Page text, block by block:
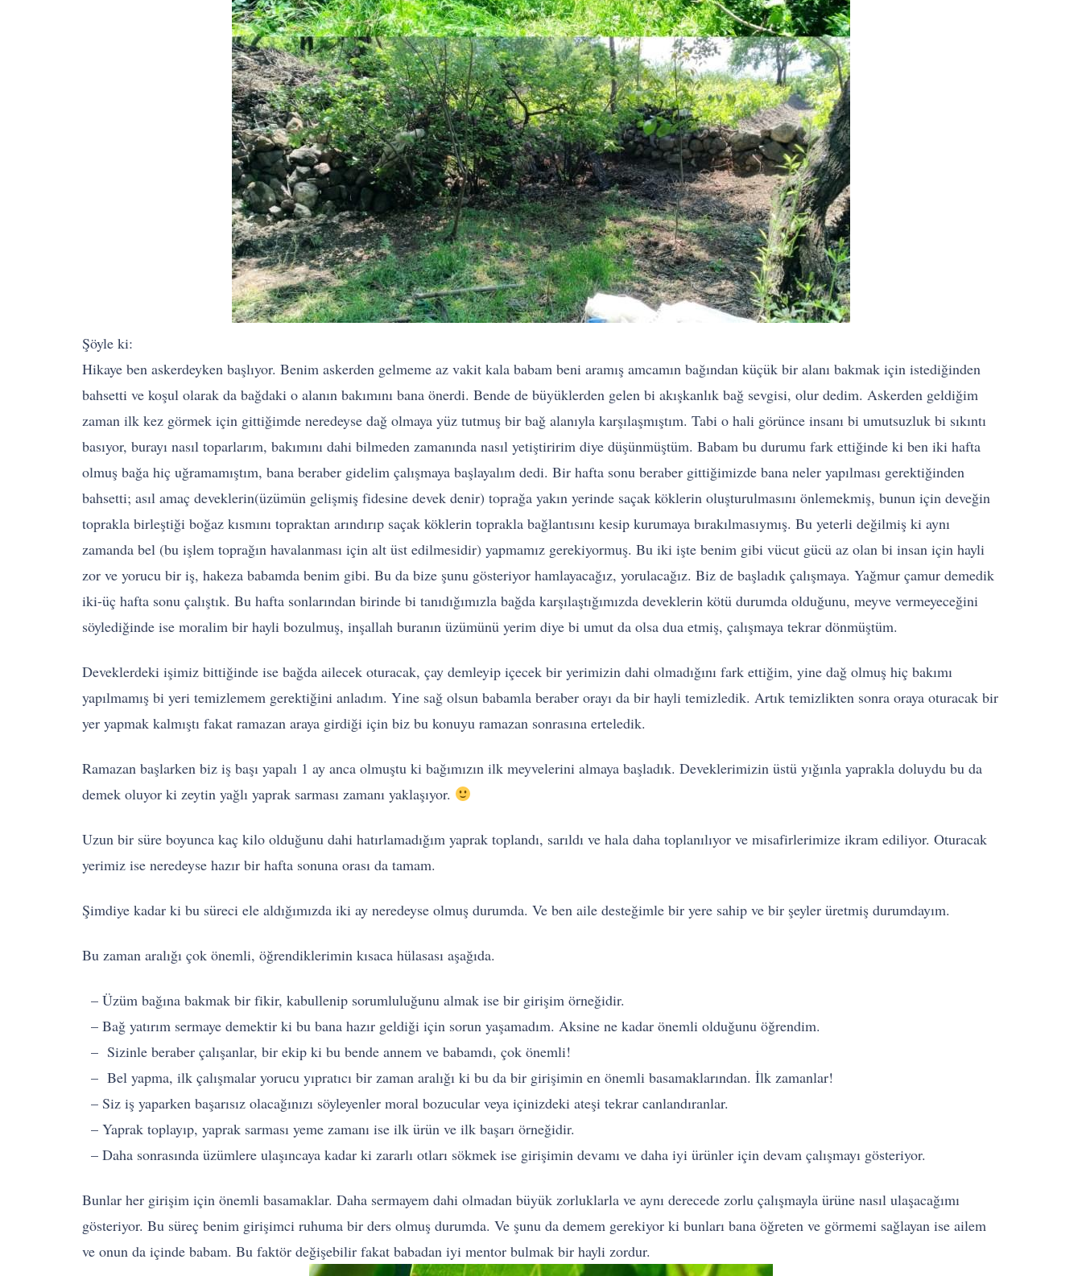
Şöyle ki:
Hikaye ben askerdeyken başlıyor. Benim askerden gelmeme az vakit kala babam beni aramış amcamın bağından küçük bir alanı bakmak için istediğinden
bahsetti ve koşul olarak da bağdaki o alanın bakımını bana önerdi. Bende de büyüklerden gelen bi akışkanlık bağ sevgisi, olur dedim. Askerden geldiğim
zaman ilk kez görmek için gittiğimde neredeyse dağ olmaya yüz tutmuş bir bağ alanıyla karşılaşmıştım. Tabi o hali görünce insanı bi umutsuzluk bi sıkıntı
basıyor, burayı nasıl toparlarım, bakımını dahi bilmeden zamanında nasıl yetiştiririm diye düşünmüştüm. Babam bu durumu fark ettiğinde ki ben iki hafta
olmuş bağa hiç uğramamıştım, bana beraber gidelim çalışmaya başlayalım dedi. Bir hafta sonu beraber gittiğimizde bana neler yapılması gerektiğinden
bahsetti; asıl amaç deveklerin(üzümün gelişmiş fidesine devek denir) toprağa yakın yerinde saçak köklerin oluşturulmasını önlemekmiş, bunun için deveğin
toprakla birleştiği boğaz kısmını topraktan arındırıp saçak köklerin toprakla bağlantısını kesip kurumaya bırakılmasıymış. Bu yeterli değilmiş ki aynı
zamanda bel (bu işlem toprağın havalanması için alt üst edilmesidir) yapmamız gerekiyormuş. Bu iki işte benim gibi vücut gücü az olan bi insan için hayli
zor ve yorucu bir iş, hakeza babamda benim gibi. Bu da bize şunu gösteriyor hamlayacağız, yorulacağız. Biz de başladık çalışmaya. Yağmur çamur demedik
iki-üç hafta sonu çalıştık. Bu hafta sonlarından birinde bi tanıdığımızla bağda karşılaştığımızda deveklerin kötü durumda olduğunu, meyve vermeyeceğini
söylediğinde ise moralim bir hayli bozulmuş, inşallah buranın üzümünü yerim diye bi umut da olsa dua etmiş, çalışmaya tekrar dönmüştüm.
Deveklerdeki işimiz bittiğinde ise bağda ailecek oturacak, çay demleyip içecek bir yerimizin dahi olmadığını fark ettiğim, yine dağ olmuş hiç bakımı
yapılmamış bi yeri temizlemem gerektiğini anladım. Yine sağ olsun babamla beraber orayı da bir hayli temizledik. Artık temizlikten sonra oraya oturacak bir
yer yapmak kalmıştı fakat ramazan araya girdiği için biz bu konuyu ramazan sonrasına erteledik.
Ramazan başlarken biz iş başı yapalı 1 ay anca olmuştu ki bağımızın ilk meyvelerini almaya başladık. Deveklerimizin üstü yığınla yaprakla doluydu bu da
demek oluyor ki zeytin yağlı yaprak sarması zamanı yaklaşıyor.
Uzun bir süre boyunca kaç kilo olduğunu dahi hatırlamadığım yaprak toplandı, sarıldı ve hala daha toplanılıyor ve misafirlerimize ikram ediliyor. Oturacak
yerimiz ise neredeyse hazır bir hafta sonuna orası da tamam.
Şimdiye kadar ki bu süreci ele aldığımızda iki ay neredeyse olmuş durumda. Ve ben aile desteğimle bir yere sahip ve bir şeyler üretmiş durumdayım.
Bu zaman aralığı çok önemli, öğrendiklerimin kısaca hülasası aşağıda.
– Üzüm bağına bakmak bir fikir, kabullenip sorumluluğunu almak ise bir girişim örneğidir.
– Bağ yatırım sermaye demektir ki bu bana hazır geldiği için sorun yaşamadım. Aksine ne kadar önemli olduğunu öğrendim.
– Sizinle beraber çalışanlar, bir ekip ki bu bende annem ve babamdı, çok önemli!
– Bel yapma, ilk çalışmalar yorucu yıpratıcı bir zaman aralığı ki bu da bir girişimin en önemli basamaklarından. İlk zamanlar!
– Siz iş yaparken başarısız olacağınızı söyleyenler moral bozucular veya içinizdeki ateşi tekrar canlandıranlar.
– Yaprak toplayıp, yaprak sarması yeme zamanı ise ilk ürün ve ilk başarı örneğidir.
– Daha sonrasında üzümlere ulaşıncaya kadar ki zararlı otları sökmek ise girişimin devamı ve daha iyi ürünler için devam çalışmayı gösteriyor.
Bunlar her girişim için önemli basamaklar. Daha sermayem dahi olmadan büyük zorluklarla ve aynı derecede zorlu çalışmayla ürüne nasıl ulaşacağımı
gösteriyor. Bu süreç benim girişimci ruhuma bir ders olmuş durumda. Ve şunu da demem gerekiyor ki bunları bana öğreten ve görmemi sağlayan ise ailem
ve onun da içinde babam. Bu faktör değişebilir fakat babadan iyi mentor bulmak bir hayli zordur.